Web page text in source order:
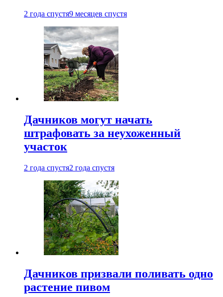
2 года спустя9 месяцев спустя
Дачников могут начать
штрафовать за неухоженный
участок
2 года спустя2 года спустя
Дачников призвали поливать одно
растение пивом